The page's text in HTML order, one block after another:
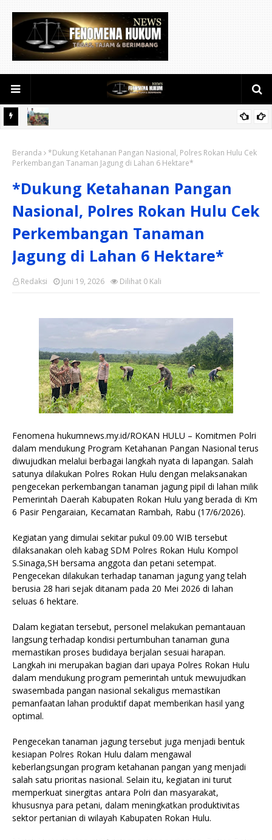
Pohon dan Peduli Lingkungan
Beranda
*Dukung Ketahanan Pangan Nasional, Polres Rokan Hulu Cek
Perkembangan Tanaman Jagung di Lahan 6 Hektare*
*Dukung Ketahanan Pangan
Nasional, Polres Rokan Hulu Cek
Perkembangan Tanaman
Jagung di Lahan 6 Hektare*
Redaksi Dilihat 0 Kali
Juni 19, 2026
Fenomena hukumnews.my.id/ROKAN HULU – Komitmen Polri
dalam mendukung Program Ketahanan Pangan Nasional terus
diwujudkan melalui berbagai langkah nyata di lapangan. Salah
satunya dilakukan Polres Rokan Hulu dengan melaksanakan
pengecekan perkembangan tanaman jagung pipil di lahan milik
Pemerintah Daerah Kabupaten Rokan Hulu yang berada di Km
6 Pasir Pengaraian, Kecamatan Rambah, Rabu (17/6/2026).
Kegiatan yang dimulai sekitar pukul 09.00 WIB tersebut
dilaksanakan oleh kabag SDM Polres Rokan Hulu Kompol
S.Sinaga,SH bersama anggota dan petani setempat.
Pengecekan dilakukan terhadap tanaman jagung yang telah
berusia 28 hari sejak ditanam pada 20 Mei 2026 di lahan
seluas 6 hektare.
Dalam kegiatan tersebut, personel melakukan pemantauan
langsung terhadap kondisi pertumbuhan tanaman guna
memastikan proses budidaya berjalan sesuai harapan.
Langkah ini merupakan bagian dari upaya Polres Rokan Hulu
dalam mendukung program pemerintah untuk mewujudkan
swasembada pangan nasional sekaligus memastikan
pemanfaatan lahan produktif dapat memberikan hasil yang
optimal.
Pengecekan tanaman jagung tersebut juga menjadi bentuk
kesiapan Polres Rokan Hulu dalam mengawal
keberlangsungan program ketahanan pangan yang menjadi
salah satu prioritas nasional. Selain itu, kegiatan ini turut
memperkuat sinergitas antara Polri dan masyarakat,
khususnya para petani, dalam meningkatkan produktivitas
sektor pertanian di wilayah Kabupaten Rokan Hulu.